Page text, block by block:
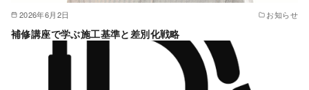
2026年6月2日 お知らせ
補修講座で学ぶ施工基準と差別化戦略